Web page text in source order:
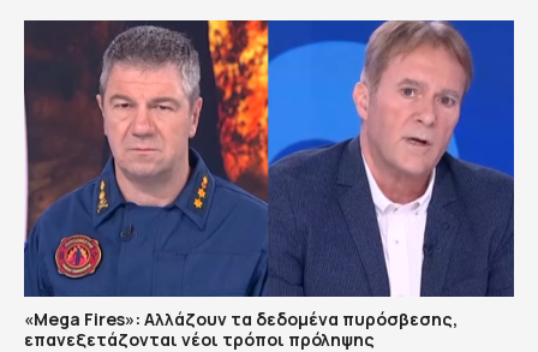
«Mega Fires»: Αλλάζουν τα δεδομένα πυρόσβεσης,
επανεξετάζονται νέοι τρόποι πρόληψης